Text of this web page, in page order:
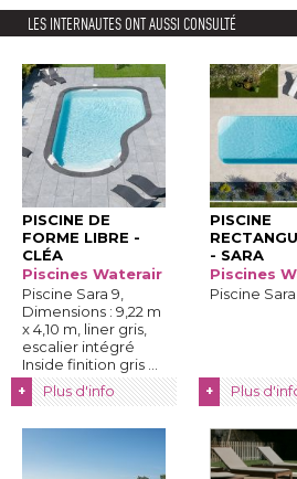
LES INTERNAUTES ONT AUSSI CONSULTÉ
PISCINE DE
FORME LIBRE -
CLÉA
Piscines Waterair
Piscine Sara 9,
Dimensions : 9,22 m
x 4,10 m, liner gris,
escalier intégré
Inside finition gris ...
+ Plus d'info
PISCINE
- SARA
Piscines
Piscine Sara
+ Plus